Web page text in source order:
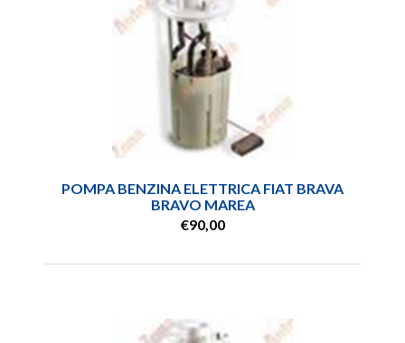
POMPA BENZINA ELETTRICA FIAT BRAVA
BRAVO MAREA
€90,00